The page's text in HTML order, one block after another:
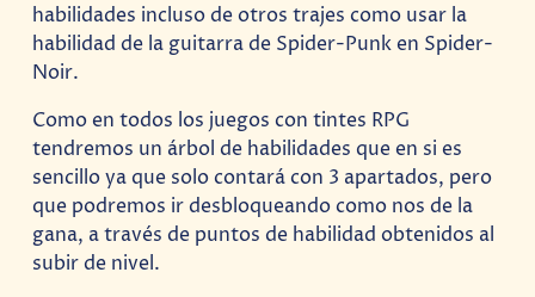
habilidades incluso de otros trajes como usar la
habilidad de la guitarra de Spider-Punk en Spider-
Noir.
Como en todos los juegos con tintes RPG
tendremos un árbol de habilidades que en si es
sencillo ya que solo contará con 3 apartados, pero
que podremos ir desbloqueando como nos de la
gana, a través de puntos de habilidad obtenidos al
subir de nivel.